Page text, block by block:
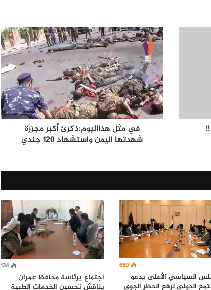
في مثل هذااليوم:ذكرئ أكبر مجزرة
شهدتها اليمن واستشهاد 120 جندي
660
السياسي الأعلى يدعو
الدولي لرفع الحظر الجوي
134
اجتماع برئاسة محافظ عمران
يناقش تحسين الخدمات الطبية